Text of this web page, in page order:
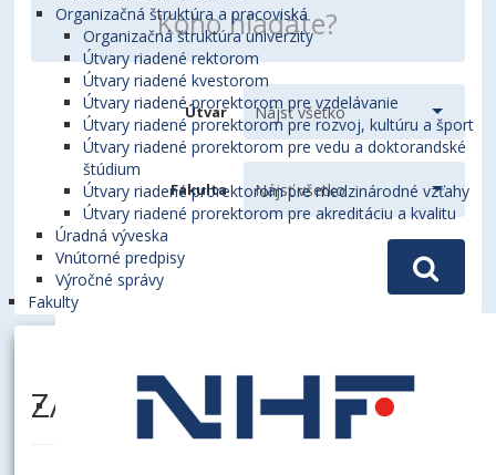
Organizačná štruktúra a pracoviská
Organizačná štruktúra univerzity
Útvary riadené rektorom
Útvary riadené kvestorom
Útvary riadené prorektorom pre vzdelávanie
Útvary riadené prorektorom pre rozvoj, kultúru a šport
Útvary riadené prorektorom pre vedu a doktorandské
štúdium
Útvary riadené prorektorom pre medzinárodné vzťahy
Útvary riadené prorektorom pre akreditáciu a kvalitu
Úradná výveska
Vnútorné predpisy
Výročné správy
Fakulty
Útvar
Fakulta
ZÁVODNÝ, Michal, Ing.